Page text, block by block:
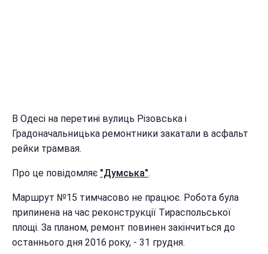
В Одесі на перетині вулиць Різовська і
Градоначальницька ремонтники закатали в асфальт
рейки трамвая.
Про це повідомляє "Думська".
Маршрут №15 тимчасово не працює. Робота була
припинена на час реконструкції Тираспольської
площі. За планом, ремонт повинен закінчиться до
останнього дня 2016 року, - 31 грудня.